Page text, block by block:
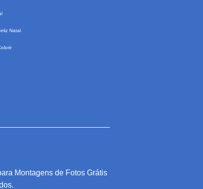
Natal
Montagens de Fotos Grátis